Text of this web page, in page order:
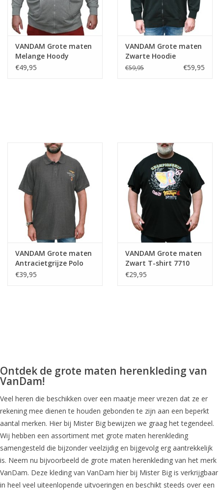
VANDAM Grote maten
Melange Hoody
€49,95
VANDAM Grote maten
Zwarte Hoodie
"VANDAM"
€59,95 €59,95
VANDAM Grote maten
Antracietgrijze Polo
€39,95
VANDAM Grote maten
Zwart T-shirt 7710
€29,95
Ontdek de grote maten herenkleding van
VanDam!
Veel heren die beschikken over een maatje meer vrezen dat ze er
rekening mee dienen te houden gebonden te zijn aan een beperkt
aantal merken. Hier bij Mister Big bewijzen we graag het tegendeel.
Wij hebben een assortiment met grote maten herenkleding
samengesteld die bijzonder veelzijdig en bijgevolg erg aantrekkelijk
is. Neem nu bijvoorbeeld de grote maten herenkleding van het merk
VanDam. Deze kleding van VanDam hier bij Mister Big is verkrijgbaar
in heel veel uiteenlopende uitvoeringen en beschikt steeds over een